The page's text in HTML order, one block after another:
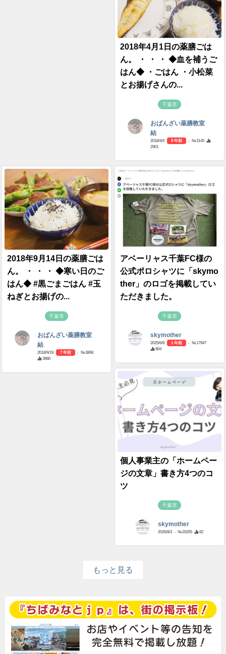
2018年4月1日の薬膳ごは
ん。 ・ ・ ・ ◆血を補うご
はん◆ ・ごはん ・小松菜
とお揚げさんの...
千葉市
おばんざい薬膳教室
結
2018/4/4 8 年前
- №3145
2901
2018年9月14日の薬膳ごは
ん。 ・ ・ ・ ◆寒い日のご
はん◆ #黒ごまごはん #玉
ねぎとお揚げの...
千葉市
おばんざい薬膳教室
結
2018/9/19 7 年前
- №3868
3980
アベーリャス千葉FC様の
公式ポロシャツに「skymo
ther」のロゴを掲載してい
ただきました。
千葉市
skymother
2025/6/8 1 年前
- №17947
804
個人事業主の「ホームペー
ジの文章」書き方4つのコ
ツ
千葉市
skymother
2026/8/3 - №20205 82
もっと見る